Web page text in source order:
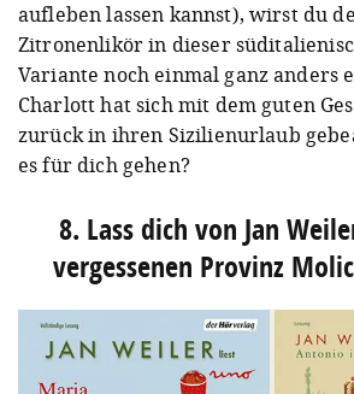
aufleben lassen kannst), wirst du
Zitronenlikör in dieser
Variante noch einmal ganz anders
Charlott hat sich mit dem guten
zurück in ihren Sizilienurlaub
es für dich gehen?
8. Lass dich von Jan
vergessenen Provinz